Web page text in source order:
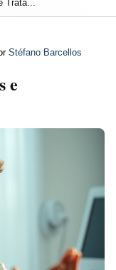
Trata...
Stéfano Barcellos
e